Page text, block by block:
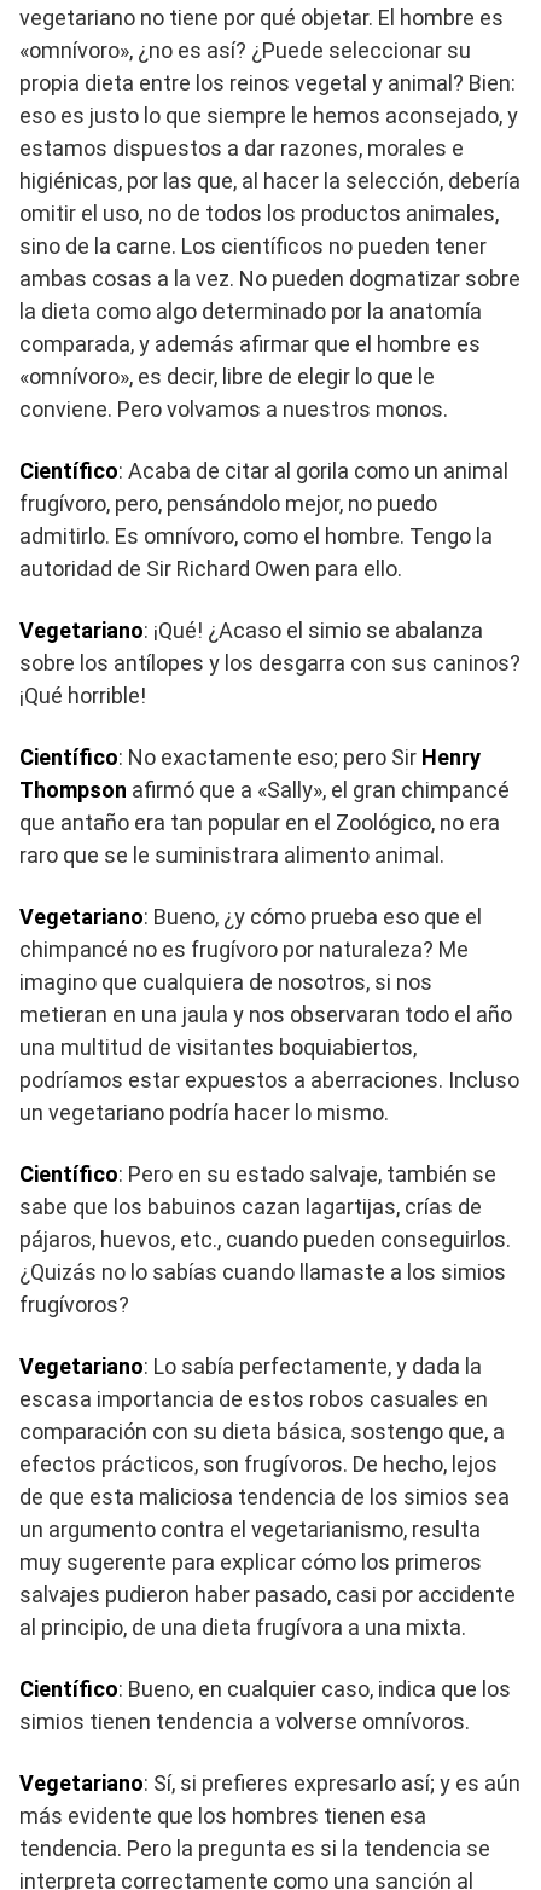
vegetariano no tiene por qué objetar. El hombre es
«omnívoro», ¿no es así? ¿Puede seleccionar su
propia dieta entre los reinos vegetal y animal? Bien:
eso es justo lo que siempre le hemos aconsejado, y
estamos dispuestos a dar razones, morales e
higiénicas, por las que, al hacer la selección, debería
omitir el uso, no de todos los productos animales,
sino de la carne. Los científicos no pueden tener
ambas cosas a la vez. No pueden dogmatizar sobre
la dieta como algo determinado por la anatomía
comparada, y además afirmar que el hombre es
«omnívoro», es decir, libre de elegir lo que le
conviene. Pero volvamos a nuestros monos.
Científico: Acaba de citar al gorila como un animal
frugívoro, pero, pensándolo mejor, no puedo
admitirlo. Es omnívoro, como el hombre. Tengo la
autoridad de Sir Richard Owen para ello.
Vegetariano: ¡Qué! ¿Acaso el simio se abalanza
sobre los antílopes y los desgarra con sus caninos?
¡Qué horrible!
Científico: No exactamente eso; pero Sir Henry
Thompson afirmó que a «Sally», el gran chimpancé
que antaño era tan popular en el Zoológico, no era
raro que se le suministrara alimento animal.
Vegetariano: Bueno, ¿y cómo prueba eso que el
chimpancé no es frugívoro por naturaleza? Me
imagino que cualquiera de nosotros, si nos
metieran en una jaula y nos observaran todo el año
una multitud de visitantes boquiabiertos,
podríamos estar expuestos a aberraciones. Incluso
un vegetariano podría hacer lo mismo.
Científico: Pero en su estado salvaje, también se
sabe que los babuinos cazan lagartijas, crías de
pájaros, huevos, etc., cuando pueden conseguirlos.
¿Quizás no lo sabías cuando llamaste a los simios
frugívoros?
Vegetariano: Lo sabía perfectamente, y dada la
escasa importancia de estos robos casuales en
comparación con su dieta básica, sostengo que, a
efectos prácticos, son frugívoros. De hecho, lejos
de que esta maliciosa tendencia de los simios sea
un argumento contra el vegetarianismo, resulta
muy sugerente para explicar cómo los primeros
salvajes pudieron haber pasado, casi por accidente
al principio, de una dieta frugívora a una mixta.
Científico: Bueno, en cualquier caso, indica que los
simios tienen tendencia a volverse omnívoros.
Vegetariano: Sí, si prefieres expresarlo así; y es aún
más evidente que los hombres tienen esa
tendencia. Pero la pregunta es si la tendencia se
interpreta correctamente como una sanción al